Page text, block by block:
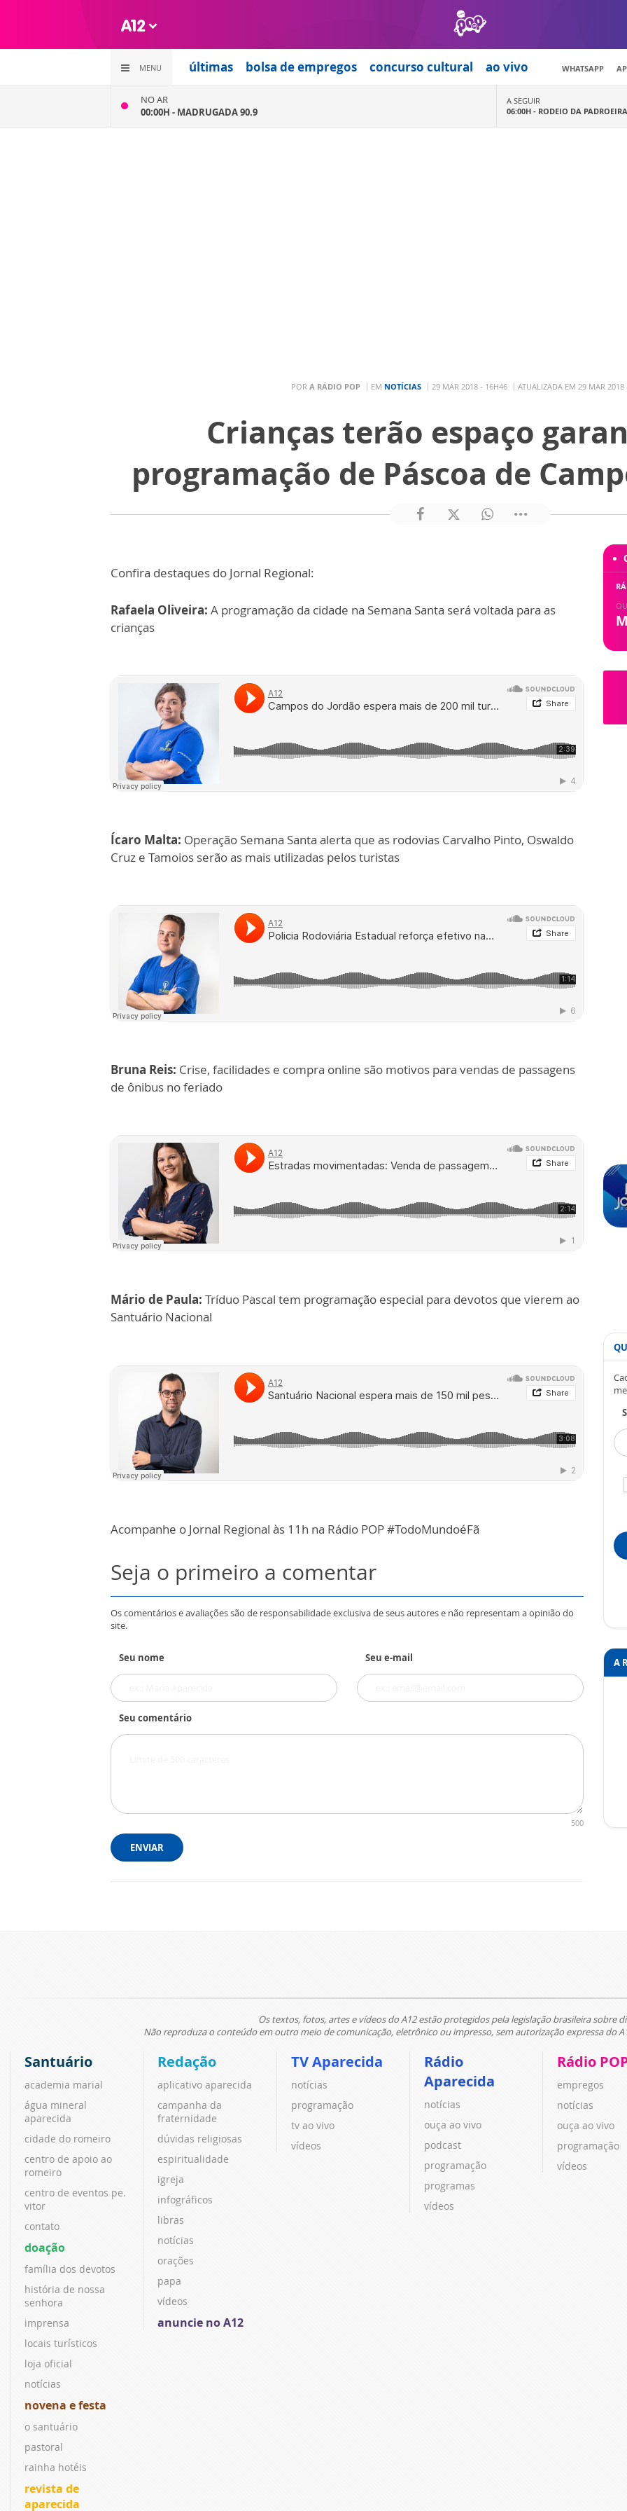
MENU últimas bolsa de empregos concurso cultural ao vivo WHATSAPP
NO AR
00:00H - MADRUGADA 90.9
A SEGUIR
06:00H - RODEIO DA PADROEIRA
POR A RÁDIO POP EM NOTÍCIAS 29 MAR 2018 - 16H46 ATUALIZADA EM 29 MAR 2018
Crianças terão espaço
programação de Páscoa de
Confira destaques do Jornal Regional:
Rafaela Oliveira: A programação da cidade na Semana Santa será voltada para as
crianças
Ícaro Malta: Operação Semana Santa alerta que as rodovias Carvalho Pinto, Oswaldo
Cruz e Tamoios serão as mais utilizadas pelos turistas
Bruna Reis: Crise, facilidades e compra online são motivos para vendas de passagens
de ônibus no feriado
Mário de Paula: Tríduo Pascal tem programação especial para devotos que vierem ao
Santuário Nacional
Acompanhe o Jornal Regional às 11h na Rádio POP #TodoMundoéFã
Seja o primeiro a comentar
Os comentários e avaliações são de responsabilidade exclusiva de seus autores e não representam a opinião do
site.
Seu nome Seu e-mail
Seu comentário
500
ENVIAR
A
Os textos, fotos, artes e vídeos do A12 estão protegidos pela legislação brasileira sobre
Não reproduza o conteúdo em outro meio de comunicação, eletrônico ou impresso, sem autorização expressa do
Santuário
academia marial
água mineral
aparecida
cidade do romeiro
centro de apoio ao
romeiro
centro de eventos pe.
vitor
contato
doação
família dos devotos
história de nossa
senhora
imprensa
locais turísticos
loja oficial
notícias
novena e festa
o santuário
pastoral
rainha hotéis
revista de
aparecida
Redação
aplicativo aparecida
campanha da
fraternidade
dúvidas religiosas
espiritualidade
igreja
infográficos
libras
notícias
orações
papa
vídeos
anuncie no A12
TV Aparecida
notícias
programação
tv ao vivo
vídeos
Rádio
Aparecida
notícias
ouça ao vivo
podcast
programação
programas
vídeos
Rádio
empregos
notícias
ouça ao vivo
programação
vídeos